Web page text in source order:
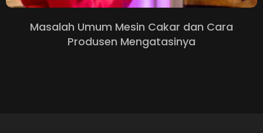
Masalah Umum Mesin Cakar dan Cara
Produsen Mengatasinya